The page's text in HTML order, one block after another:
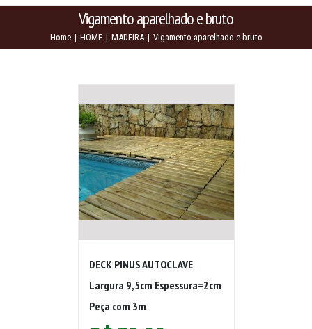
Vigamento aparelhado e bruto
Home | HOME | MADEIRA | Vigamento aparelhado e bruto
DECK PINUS AUTOCLAVE
Largura 9,5cm Espessura=2cm
Peça com 3m